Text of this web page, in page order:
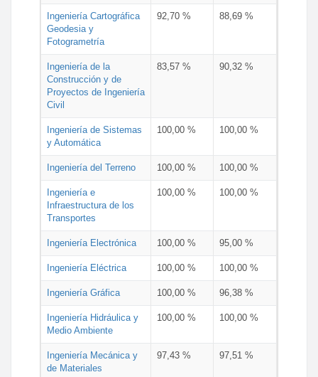
Ingeniería Cartográfica
Geodesia y
Fotogrametría
92,70 % 88,69 %
Ingeniería de la
Construcción y de
Proyectos de Ingeniería
Civil
83,57 % 90,32 %
Ingeniería de Sistemas
y Automática
100,00 % 100,00 %
Ingeniería del Terreno 100,00 % 100,00 %
Ingeniería e
Infraestructura de los
Transportes
100,00 % 100,00 %
Ingeniería Electrónica 100,00 % 95,00 %
Ingeniería Eléctrica 100,00 % 100,00 %
Ingeniería Gráfica 100,00 % 96,38 %
Ingeniería Hidráulica y
Medio Ambiente
100,00 % 100,00 %
Ingeniería Mecánica y
de Materiales
97,43 % 97,51 %